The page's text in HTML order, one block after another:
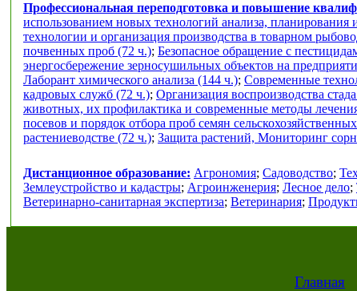
Профессиональная переподготовка и повышение
использованием новых технологий анализа,
технологии и организация производства в товарном
почвенных проб (72 ч.); Безопасное обращение с
энергосбережение зерносушильных объектов на
Лаборант химического анализа (144 ч.); Современные
кадровых служб (72 ч.); Организация воспроизводства
животных, их профилактика и современные методы
посевов и порядок отбора проб семян
растениеводстве (72 ч.); Защита растений, Мониторинг
Дистанционное образование: Агрономия; Садоводство;
Землеустройство и кадастры; Агроинженерия; Лесное дело;
Ветеринарно-санитарная экспертиза; Ветеринария;
Главная